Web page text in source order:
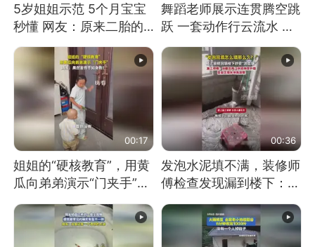
5岁姐姐示范 5个月宝宝
秒懂 网友：原来二胎的
快乐长这样
舞蹈老师展示连贯腾空跳
跃 一套动作行云流水 节
奏感拉满 网友：怎么做
到又舞又武的？
00:17
姐姐的“硬核教育”，用黄
瓜向弟弟演示“门夹手”，
网友：果然言传不如身
教！
00:36
发泡水泥填不满，装修师
傅检查发现漏到楼下：出
风口未延伸到外墙